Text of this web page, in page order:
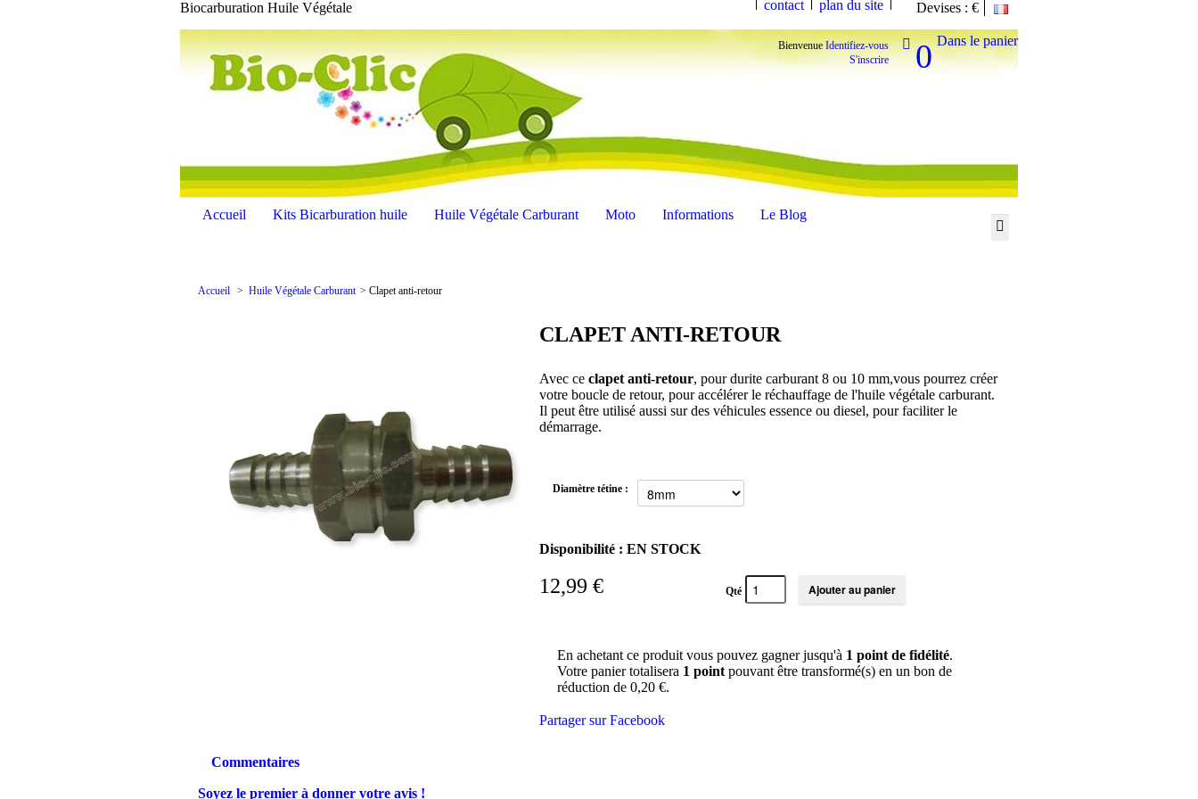
Biocarburation Huile Végétale Devises : €
contact plan du site
 0 Dans le panier
Bienvenue Identifiez-vous
S'inscrire
Accueil Kits Bicarburation huile Huile Végétale Carburant Moto Informations Le Blog
Accueil > Huile Végétale Carburant > Clapet anti-retour
CLAPET ANTI-RETOUR
Avec ce clapet anti-retour, pour durite carburant 8 ou 10 mm,vous pourrez créer
votre boucle de retour, pour accélérer le réchauffage de l'huile végétale carburant.
Il peut être utilisé aussi sur des véhicules essence ou diesel, pour faciliter le
démarrage.
Diamètre tétine :
Disponibilité : EN STOCK
12,99 € Qté
En achetant ce produit vous pouvez gagner jusqu'à 1 point de fidélité.
Votre panier totalisera 1 pointpouvant être transformé(s) en un bon de
réduction de 0,20 €.
Partager sur Facebook
Commentaires
Soyez le premier à donner votre avis !